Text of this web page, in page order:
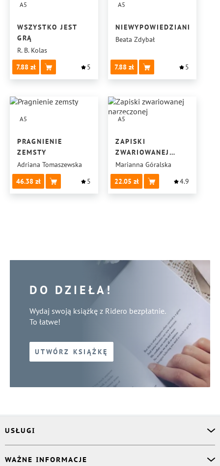
A5
WSZYSTKO JEST
GRĄ
R. B. Kolas
7.88
5
A5
NIEWYPOWIEDZIANE
Beata Zdybał
7.88 5
A5
PRAGNIENIE
ZEMSTY
Adriana Tomaszewska
46.38
5
A5
ZAPISKI
ZWARIOWANEJ
NARZECZONEJ
Marianna Góralska
22.05
4.9
DO DZIEŁA!
Wydaj swoją książkę z Ridero bezpłatnie.
To łatwe!
UTWÓRZ KSIĄŻKĘ
USŁUGI
Korektor
WAŻNE INFORMACJE